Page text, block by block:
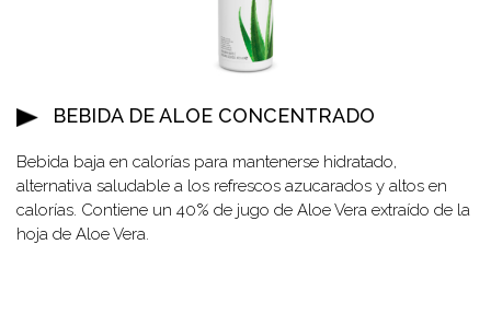
BEBIDA DE ALOE CONCENTRADO
Bebida baja en calorías para mantenerse hidratado,
alternativa saludable a los refrescos azucarados y altos en
calorías. Contiene un 40% de jugo de Aloe Vera extraído de la
hoja de Aloe Vera.